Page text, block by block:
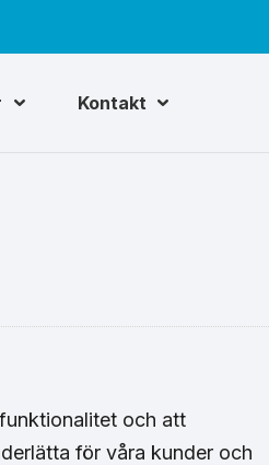
Kontakt
och att
för våra kunder och